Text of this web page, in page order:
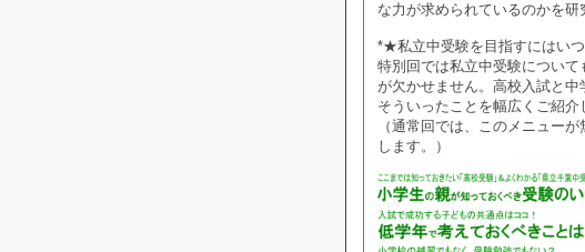
な力が求められているのかを研
*★私立中受験を目指すにはいつ
特別回では私立中受験につい
が欠かせません。高校入試と中
そういったことを幅広くご紹介
（通常回では、このメニュー
します。）